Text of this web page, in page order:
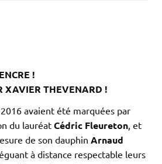
!
XAVIER THEVENARD !
avaient été marquées par
du lauréat Cédric Fleureton, et
de son dauphin Arnaud
à distance respectable leurs